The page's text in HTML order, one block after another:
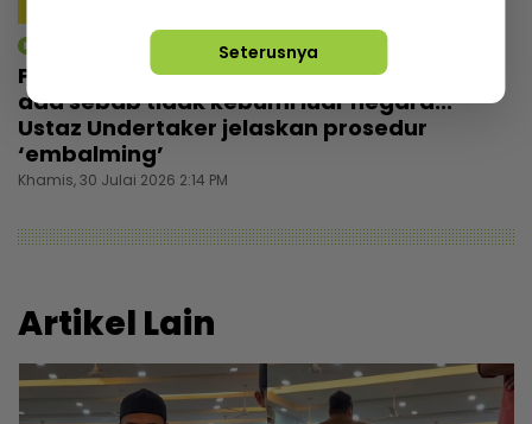
Proses bawa pulang jenazah tak mudah,
ada sebab tidak kebumi luar negara...
Ustaz Undertaker jelaskan prosedur
‘embalming’
Khamis, 30 Julai 2026 2:14 PM
Artikel Lain
Seterusnya